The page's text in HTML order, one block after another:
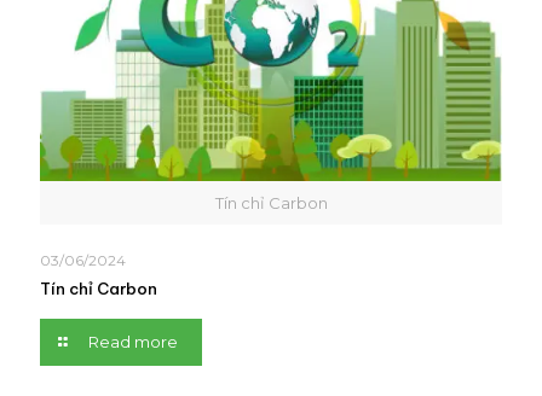
Tín chỉ Carbon
03/06/2024
Tín chỉ Carbon
Read more